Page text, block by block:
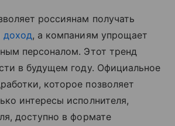
россиянам получать
доход, а компаниям упрощает
персоналом. Этот тренд
в будущем году. Официальное
которое позволяет
интересы исполнителя,
доступно в формате